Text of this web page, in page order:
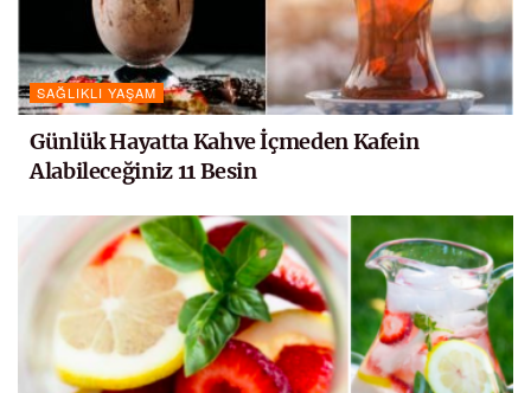
SAĞLIKLI YAŞAM
Günlük Hayatta Kahve İçmeden Kafein
Alabileceğiniz 11 Besin